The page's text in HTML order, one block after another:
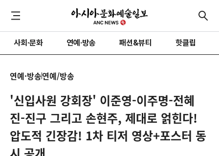
사회·문화 연예·방송 패션&뷰티 핫클립
연예·방송연예/방송
'신입사원 강회장' 이준영-이주명-전혜
진-진구 그리고 손현주, 제대로 얽힌다!
압도적 긴장감! 1차 티저 영상+포스터 동